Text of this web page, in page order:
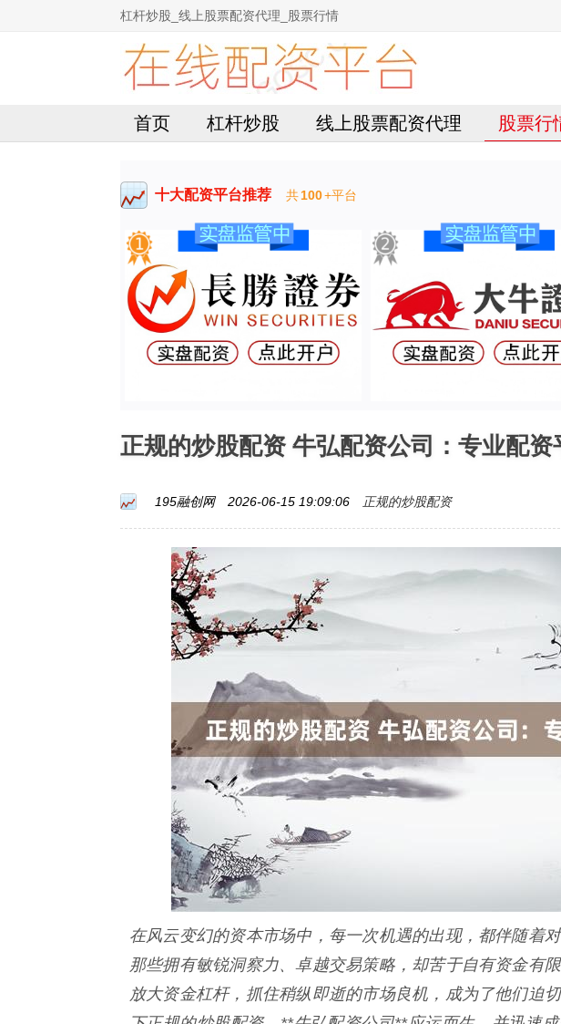
杠杆炒股_线上股票配资代理_股票行情
首页 杠杆炒股 线上股票配资代理 股票行
十大配资平台推荐 共100+平台
正规的炒股配资 牛弘配资公司：专业配资
195融创网 2026-06-15 19:09:06 正规的炒股配资
在风云变幻的资本市场中，每一次机遇的出现，都伴随着
那些拥有敏锐洞察力、卓越交易策略，却苦于自有资金有
放大资金杠杆，抓住稍纵即逝的市场良机，成为了他们迫